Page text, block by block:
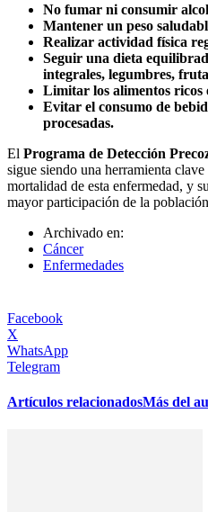
No fumar ni consumir
Mantener un peso
Realizar actividad física
Seguir una dieta
integrales, legumbres,
Limitar los alimentos ricos
Evitar el consumo de
procesadas.
El Programa de Detección
sigue siendo una herramienta
mortalidad de esta enfermedad, y
mayor participación de la
Archivado en:
Cáncer
Enfermedades
Facebook
X
WhatsApp
Telegram
Artículos relacionadosMás del